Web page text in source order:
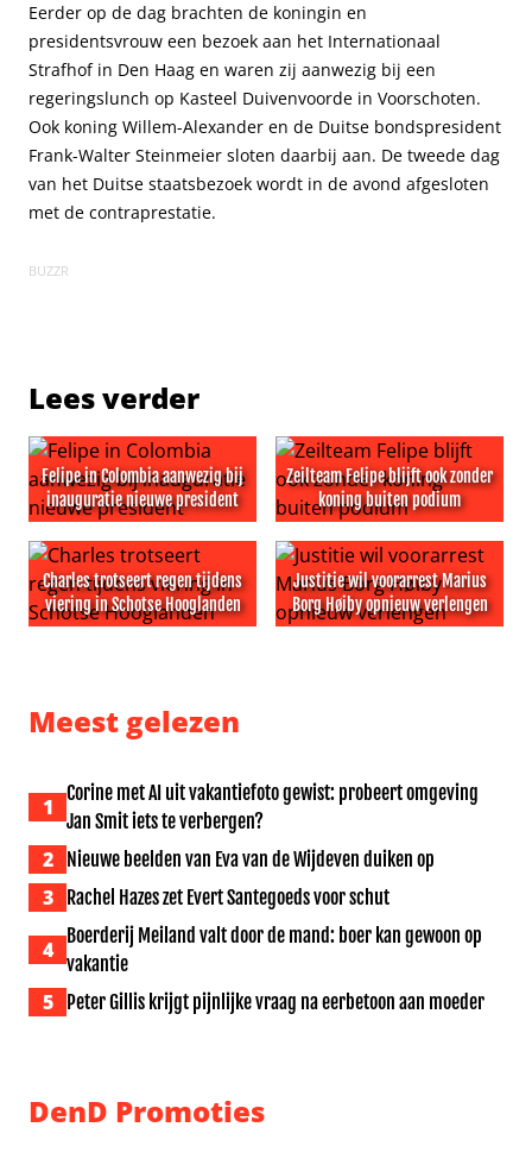
Eerder op de dag brachten de koningin en
presidentsvrouw een bezoek aan het Internationaal
Strafhof in Den Haag en waren zij aanwezig bij een
regeringslunch op Kasteel Duivenvoorde in Voorschoten.
Ook koning Willem-Alexander en de Duitse bondspresident
Frank-Walter Steinmeier sloten daarbij aan. De tweede dag
van het Duitse staatsbezoek wordt in de avond afgesloten
met de contraprestatie.
BUZZR
Lees verder
Felipe in Colombia aanwezig bij
inauguratie nieuwe president
Felipe in Colombia aanwezig bij inauguratie nieuwe
Zeilteam Felipe blijft ook zonder
koning buiten podium
Zeilteam Felipe blijft ook
Charles trotseert regen tijdens
viering in Schotse Hooglanden
Justitie wil voorarrest Marius
Borg Høiby opnieuw verlengen
Meest gelezen
1
Corine met AI uit vakantiefoto gewist: probeert omgeving
Jan Smit iets te verbergen?
2 Nieuwe beelden van Eva van de Wijdeven duiken op
3 Rachel Hazes zet Evert Santegoeds voor schut
4
Boerderij Meiland valt door de mand: boer kan gewoon op
vakantie
5 Peter Gillis krijgt pijnlijke vraag na eerbetoon aan moeder
DenD Promoties